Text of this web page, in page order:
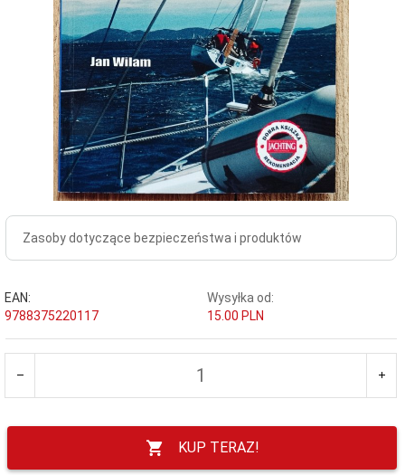
Zasoby dotyczące bezpieczeństwa i produktów
EAN:
9788375220117
Wysyłka od:
15.00 PLN
KUP TERAZ!